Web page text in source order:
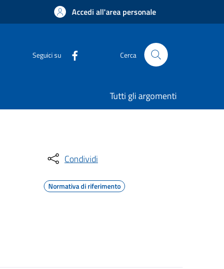
Accedi all'area personale
Seguici su Cerca
Tutti gli argomenti
Condividi
Normativa di riferimento